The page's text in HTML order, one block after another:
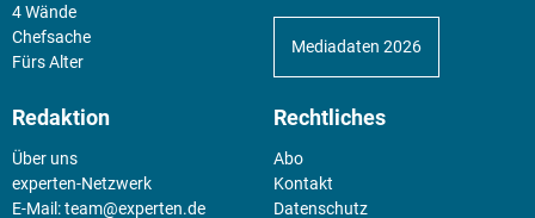
4 Wände
Chefsache
Fürs Alter
Mediadaten 2026
Redaktion
Über uns
experten-Netzwerk
E-Mail:team@experten.de
Rechtliches
Abo
Kontakt
Datenschutz